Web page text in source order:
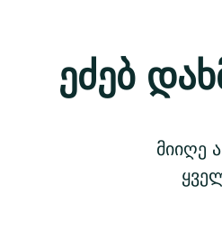
ეძებ
მიიღე